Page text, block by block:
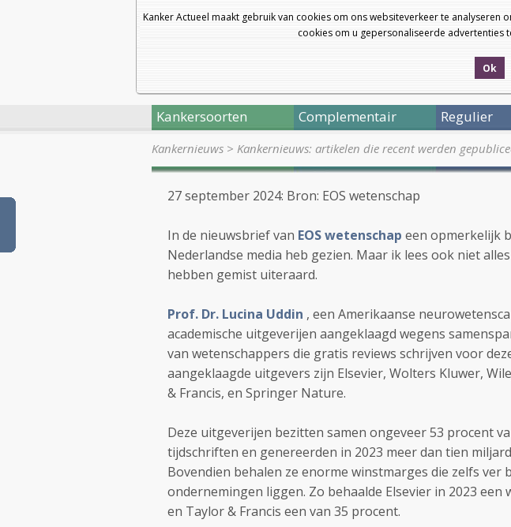
Kanker Actueel maakt gebruik van cookies om ons websiteverkeer te
cookies om u gepersonaliseerde advertenties
Ok
Kankersoorten Complementair Regulier
Kankernieuws > Kankernieuws: artikelen die recent werden
27 september 2024: Bron: EOS wetenschap
In de nieuwsbrief van EOS wetenschap een opmerkelijk
Nederlandse media heb gezien. Maar ik lees ook niet
hebben gemist uiteraard.
Prof. Dr. Lucina Uddin , een Amerikaanse
academische uitgeverijen aangeklaagd wegens
van wetenschappers die gratis reviews schrijven voor
aangeklaagde uitgevers zijn Elsevier, Wolters Kluwer,
& Francis, en Springer Nature.
Deze uitgeverijen bezitten samen ongeveer 53 procent
tijdschriften en genereerden in 2023 meer dan tien
Bovendien behalen ze enorme winstmarges die zelfs ver
ondernemingen liggen. Zo behaalde Elsevier in 2023 een
en Taylor & Francis een van 35 procent.